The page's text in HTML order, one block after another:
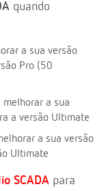
quando
a sua versão
Pro (50
melhorar a sua
a versão Ultimate
a sua versão
Ultimate
SCADA para